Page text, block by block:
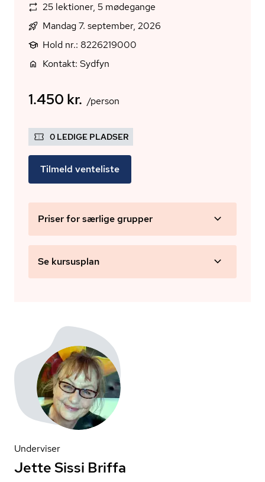
25 lektioner, 5 mødegange
Mandag 7. september, 2026
Hold nr.: 8226219000
Kontakt: Sydfyn
1.450 kr. /person
0 LEDIGE PLADSER
Tilmeld venteliste
Priser for særlige grupper
Se kursusplan
Underviser
Jette Sissi Briffa